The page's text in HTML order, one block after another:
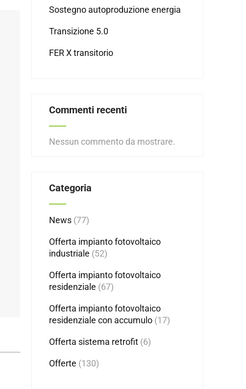
Sostegno autoproduzione energia
Transizione 5.0
FER X transitorio
Commenti recenti
Nessun commento da mostrare.
Categoria
News (77)
Offerta impianto fotovoltaico
industriale (52)
Offerta impianto fotovoltaico
residenziale (67)
Offerta impianto fotovoltaico
residenziale con accumulo (17)
Offerta sistema retrofit (6)
Offerte (130)